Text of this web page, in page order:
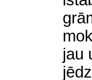
jau